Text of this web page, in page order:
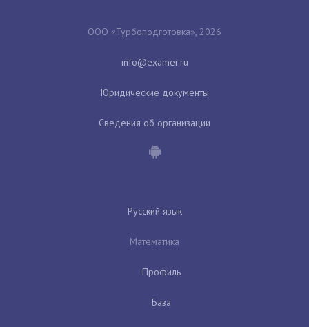
ООО «Турбоподготовка», 2026
Юридические документы
Сведения об организации
Русский язык
Математика
Профиль
База